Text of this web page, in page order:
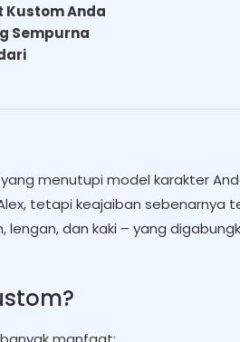
Kustom Anda
Sempurna
menutupi model karakter
tetapi keajaiban sebenarnya
dan kaki – yang